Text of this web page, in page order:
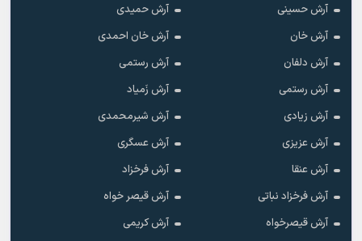
آرش حسینی
آرش حمیدی
آرش خان
آرش خان احمدی
آرش دلفان
آرش رستمى
آرش رستمی
آرش زَمیاد
آرش زیادی
آرش شیرمحمدی
آرش عزیزی
آرش عسگری
آرش عنقا
آرش فرخزاد
آرش فرخزاد نباتی
آرش قیصر خواه
آرش قیصرخواه
آرش کریمی